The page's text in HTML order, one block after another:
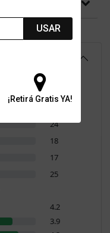
USAR
¡Retirá Gratis YA!
24
18
17
25
4.2
3.9